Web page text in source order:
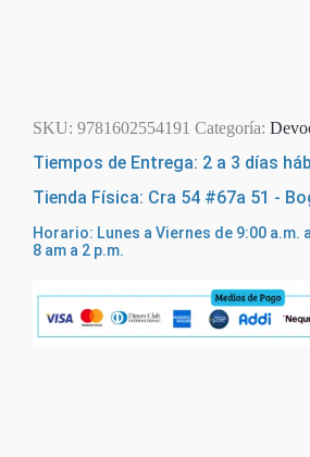
SKU: 9781602554191 Categoría:
Tiempos de Entrega: 2 a 3 días
Tienda Física: Cra 54 #67a 51 -
Horario: Lunes a Viernes de 9:00 a.m.
8 am a 2 p.m.